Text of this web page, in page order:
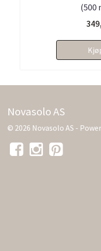
(500
Novasolo AS
© 2026 Novasolo AS -